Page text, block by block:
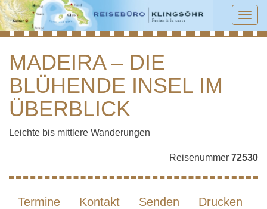
MADEIRA – DIE BLÜHENDE INSEL IM
ÜBERBLICK
MADEIRA – DIE
BLÜHENDE INSEL IM
ÜBERBLICK
Leichte bis mittlere Wanderungen
Reisenummer 72530
Termine Kontakt Senden Drucken